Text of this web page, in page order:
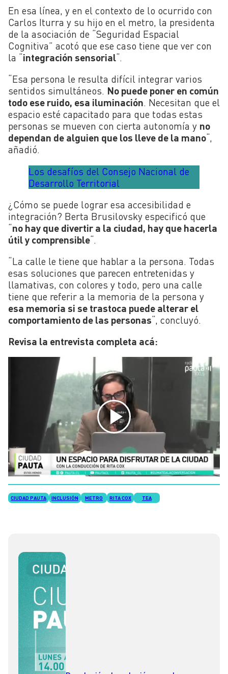
En esa línea, y en el contexto de lo ocurrido con
Carlos Iturra y su hijo en el metro, la presidenta
de la asociación de “Seguridad Espacial
Cognitiva” acotó que ese caso tiene que ver con
la “integración sensorial“.
“Esa persona le resulta difícil integrar varios
sentidos simultáneos. No puede poner en común
todo ese ruido, esa iluminación. Necesitan que el
espacio esté capacitado para que todas estas
personas se mueven con cierta autonomía y no
dependan de alguien que los lleve de la mano“,
añadió.
Los desafíos del Consejo Nacional de
Desarrollo Territorial
¿Cómo se puede lograr esa accesibilidad e
integración? Berta Brusilovsky especificó que
“no hay que divertir a la ciudad, hay que hacerla
útil y comprensible“.
“La calle le tiene que hablar a la persona. Todas
esas soluciones que parecen entretenidas y
llamativas, con colores y todo, pero una calle
tiene que referir a la memoria de la persona y
esa memoria si se trastoca puede alterar el
comportamiento de las personas“, concluyó.
Revisa la entrevista completa acá:
CIUDAD PAUTA INCLUSIÓN METRO RITA COX TEA